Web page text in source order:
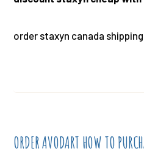
order staxyn canada shipping
ORDER AVODART HOW TO